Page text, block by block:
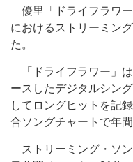
優里「ドライフラワ
におけるストリーミン
た。
「ドライフラワー」
ースしたデジタルシン
してロングヒットを記
合ソングチャートで年間
ストリーミング・ソ